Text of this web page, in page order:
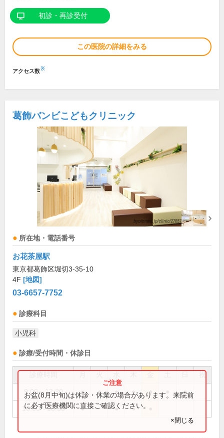
初診・再診受付
この医院の詳細をみる
アクセス数※
葛飾バンビこどもクリニック
所在地・電話番号
お花茶屋駅
東京都葛飾区堀切3-35-10
4F [地図]
03-6657-7752
診療科目
小児科
診療/受付時間・休診日
祝
9:00～12:30 ● ● ● ● ● ●
16:00～18:30 ● ● ●
お盆(8月中旬)は休診・休業の場合があります。来院前
に必ず医療機関に直接ご確認ください。
×閉じる